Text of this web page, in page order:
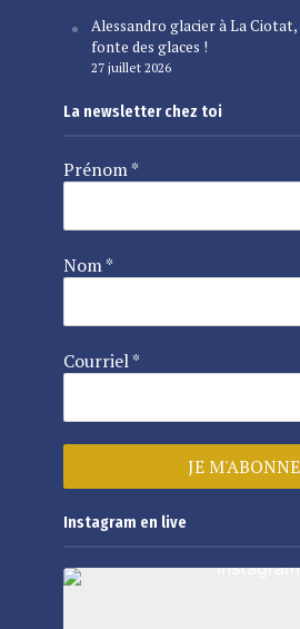
Alessandro glacier à La Ciotat,
fonte des glaces !
27 juillet 2026
La newsletter chez toi
Prénom*
Nom*
Courriel*
Instagram en live